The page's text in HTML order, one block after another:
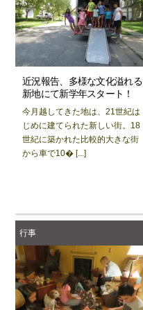
近況報告、多様な文化溢れる
新地にて新学年スタート！
今月越してきた地は、21世紀は
じめに建てられた新しい街。18
世紀に築かれた比較的大きな街
から車で10� [...]
行事